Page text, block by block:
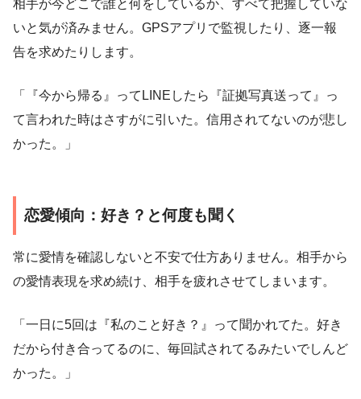
相手が今どこで誰と何をしているか、すべて把握していな
いと気が済みません。GPSアプリで監視したり、逐一報
告を求めたりします。
「『今から帰る』ってLINEしたら『証拠写真送って』っ
て言われた時はさすがに引いた。信用されてないのが悲し
かった。」
恋愛傾向：好き？と何度も聞く
常に愛情を確認しないと不安で仕方ありません。相手から
の愛情表現を求め続け、相手を疲れさせてしまいます。
「一日に5回は『私のこと好き？』って聞かれてた。好き
だから付き合ってるのに、毎回試されてるみたいでしんど
かった。」